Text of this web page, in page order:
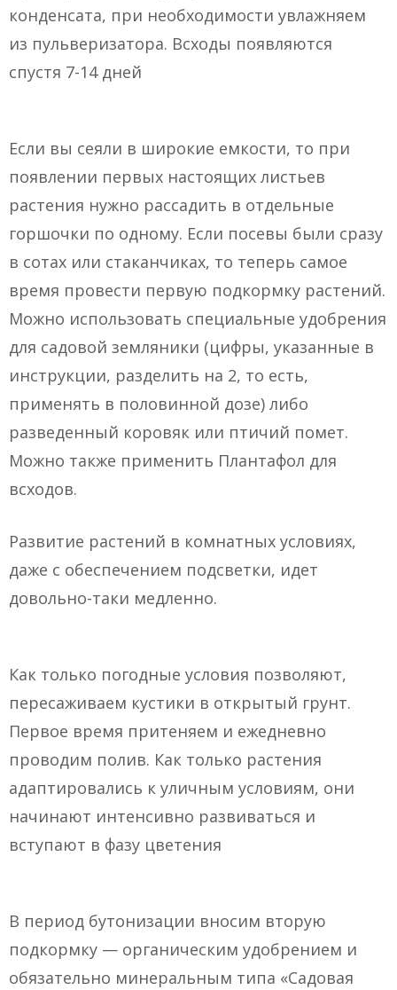
конденсата, при необходимости увлажняем
из пульверизатора. Всходы появляются
спустя 7-14 дней
Если вы сеяли в широкие емкости, то при
появлении первых настоящих листьев
растения нужно рассадить в отдельные
горшочки по одному. Если посевы были сразу
в сотах или стаканчиках, то теперь самое
время провести первую подкормку растений.
Можно использовать специальные удобрения
для садовой земляники (цифры, указанные в
инструкции, разделить на 2, то есть,
применять в половинной дозе) либо
разведенный коровяк или птичий помет.
Можно также применить Плантафол для
всходов.
Развитие растений в комнатных условиях,
даже с обеспечением подсветки, идет
довольно-таки медленно.
Как только погодные условия позволяют,
пересаживаем кустики в открытый грунт.
Первое время притеняем и ежедневно
проводим полив. Как только растения
адаптировались к уличным условиям, они
начинают интенсивно развиваться и
вступают в фазу цветения
В период бутонизации вносим вторую
подкормку — органическим удобрением и
обязательно минеральным типа «Садовая